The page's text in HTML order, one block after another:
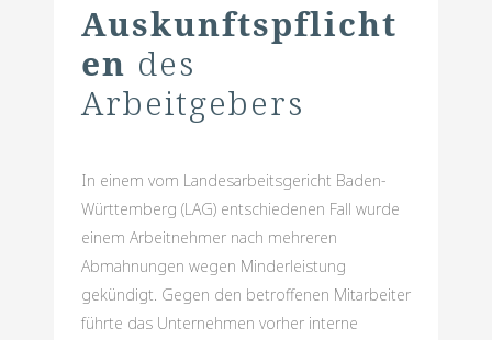
Auskunftspflicht
en des
Arbeitgebers
In einem vom Landesarbeitsgericht Baden-
Württemberg (LAG) entschiedenen Fall wurde
einem Arbeitnehmer nach mehreren
Abmahnungen wegen Minderleistung
gekündigt. Gegen den betroffenen Mitarbeiter
führte das Unternehmen vorher interne